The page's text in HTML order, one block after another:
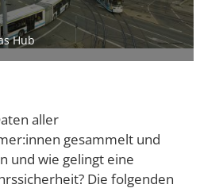
Hub
aller
gesammelt und
und wie gelingt eine
Die folgenden